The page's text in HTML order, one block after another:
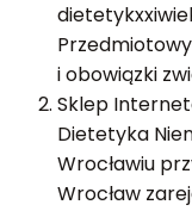
i obowiązki
Sklep
Dietetyka
Wrocławiu
Wrocław